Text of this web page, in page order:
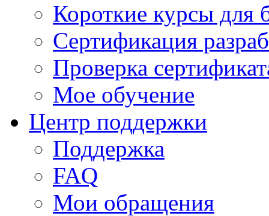
Короткие курсы для
Сертификация
Проверка
Мое обучение
Центр поддержки
Поддержка
FAQ
Мои обращения